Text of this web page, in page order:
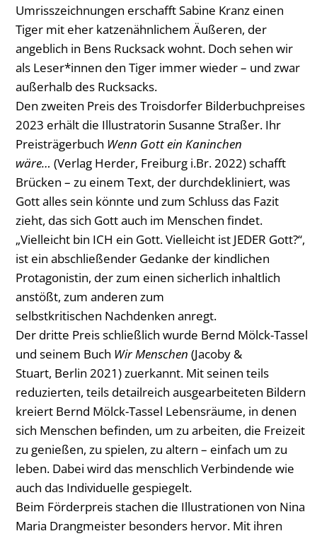
Umrisszeichnungen erschafft Sabine Kranz einen
Tiger mit eher katzenähnlichem Äußeren, der
angeblich in Bens Rucksack wohnt. Doch sehen wir
als Leser*innen den Tiger immer wieder – und zwar
außerhalb des Rucksacks.
Den zweiten Preis des Troisdorfer Bilderbuchpreises
2023 erhält die Illustratorin Susanne Straßer. Ihr
Preisträgerbuch Wenn Gott ein Kaninchen
wäre… (Verlag Herder, Freiburg i.Br. 2022) schafft
Brücken – zu einem Text, der durchdekliniert, was
Gott alles sein könnte und zum Schluss das Fazit
zieht, das sich Gott auch im Menschen findet.
„Vielleicht bin ICH ein Gott. Vielleicht ist JEDER Gott?“,
ist ein abschließender Gedanke der kindlichen
Protagonistin, der zum einen sicherlich inhaltlich
anstößt, zum anderen zum
selbstkritischen Nachdenken anregt.
Der dritte Preis schließlich wurde Bernd Mölck-Tassel
und seinem Buch Wir Menschen (Jacoby &
Stuart, Berlin 2021) zuerkannt. Mit seinen teils
reduzierten, teils detailreich ausgearbeiteten Bildern
kreiert Bernd Mölck-Tassel Lebensräume, in denen
sich Menschen befinden, um zu arbeiten, die Freizeit
zu genießen, zu spielen, zu altern – einfach um zu
leben. Dabei wird das menschlich Verbindende wie
auch das Individuelle gespiegelt.
Beim Förderpreis stachen die Illustrationen von Nina
Maria Drangmeister besonders hervor. Mit ihren